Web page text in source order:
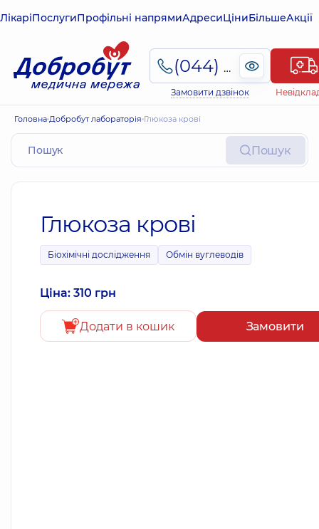
ЛікаріПослугиПрофільні напрямиАдресиЦіниБільшеАкції
(044) 495-2-888
Замовити дзвінок
Головна Добробут лабораторія Глюкоза крові
Пошук
Глюкоза крові
Біохімічні дослідження Обмін вуглеводів
Ціна: 310 грн
Додати в кошик Замовити